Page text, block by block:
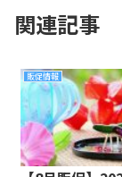
関連記事
販促情報